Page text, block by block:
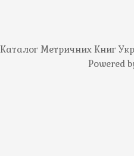
Каталог Метричних Книг
Powered